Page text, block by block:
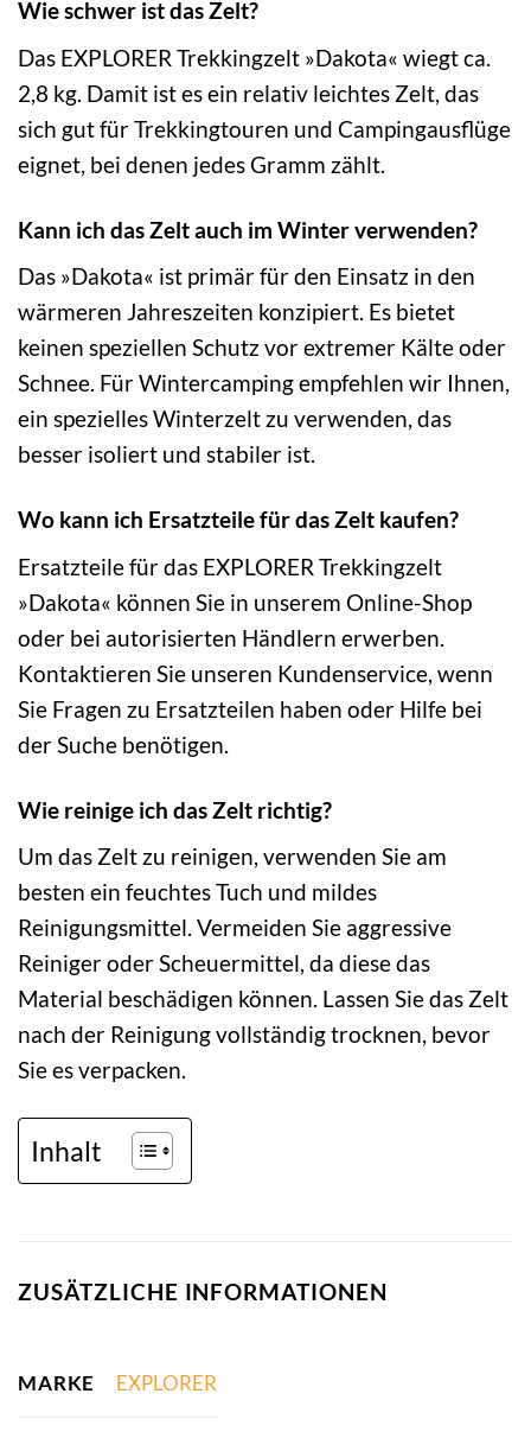
Wie schwer ist das Zelt?
Das EXPLORER Trekkingzelt »Dakota« wiegt ca.
2,8 kg. Damit ist es ein relativ leichtes Zelt, das
sich gut für Trekkingtouren und Campingausflüge
eignet, bei denen jedes Gramm zählt.
Kann ich das Zelt auch im Winter verwenden?
Das »Dakota« ist primär für den Einsatz in den
wärmeren Jahreszeiten konzipiert. Es bietet
keinen speziellen Schutz vor extremer Kälte oder
Schnee. Für Wintercamping empfehlen wir Ihnen,
ein spezielles Winterzelt zu verwenden, das
besser isoliert und stabiler ist.
Wo kann ich Ersatzteile für das Zelt kaufen?
Ersatzteile für das EXPLORER Trekkingzelt
»Dakota« können Sie in unserem Online-Shop
oder bei autorisierten Händlern erwerben.
Kontaktieren Sie unseren Kundenservice, wenn
Sie Fragen zu Ersatzteilen haben oder Hilfe bei
der Suche benötigen.
Wie reinige ich das Zelt richtig?
Um das Zelt zu reinigen, verwenden Sie am
besten ein feuchtes Tuch und mildes
Reinigungsmittel. Vermeiden Sie aggressive
Reiniger oder Scheuermittel, da diese das
Material beschädigen können. Lassen Sie das Zelt
nach der Reinigung vollständig trocknen, bevor
Sie es verpacken.
Inhalt
ZUSÄTZLICHE INFORMATIONEN
MARKE EXPLORER